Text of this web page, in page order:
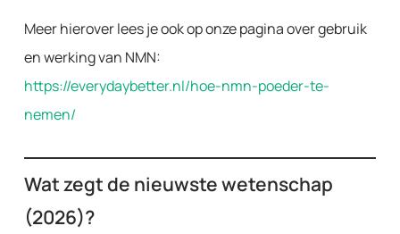
Meer hierover lees je ook op onze pagina over gebruik
en werking van NMN:
https://everydaybetter.nl/hoe-nmn-poeder-te-
nemen/
Wat zegt de nieuwste wetenschap
(2026)?